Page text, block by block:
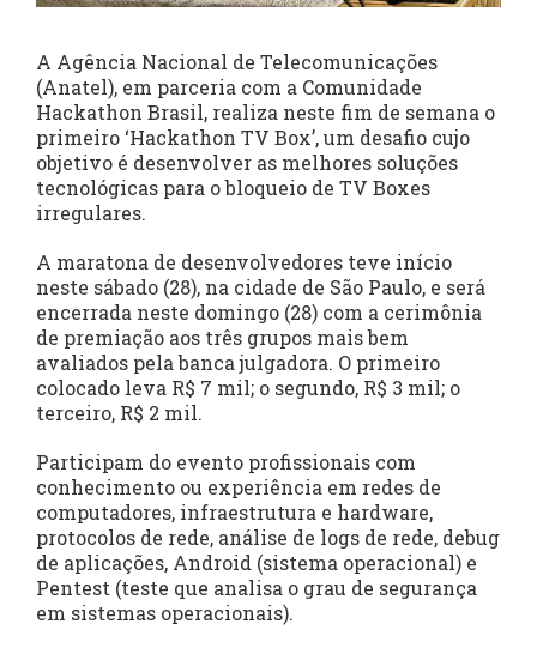
A Agência Nacional de Telecomunicações
(Anatel), em parceria com a Comunidade
Hackathon Brasil, realiza neste fim de semana o
primeiro ‘Hackathon TV Box’, um desafio cujo
objetivo é desenvolver as melhores soluções
tecnológicas para o bloqueio de TV Boxes
irregulares.
A maratona de desenvolvedores teve início
neste sábado (28), na cidade de São Paulo, e será
encerrada neste domingo (28) com a cerimônia
de premiação aos três grupos mais bem
avaliados pela banca julgadora. O primeiro
colocado leva R$ 7 mil; o segundo, R$ 3 mil; o
terceiro, R$ 2 mil.
Participam do evento profissionais com
conhecimento ou experiência em redes de
computadores, infraestrutura e hardware,
protocolos de rede, análise de logs de rede, debug
de aplicações, Android (sistema operacional) e
Pentest (teste que analisa o grau de segurança
em sistemas operacionais).